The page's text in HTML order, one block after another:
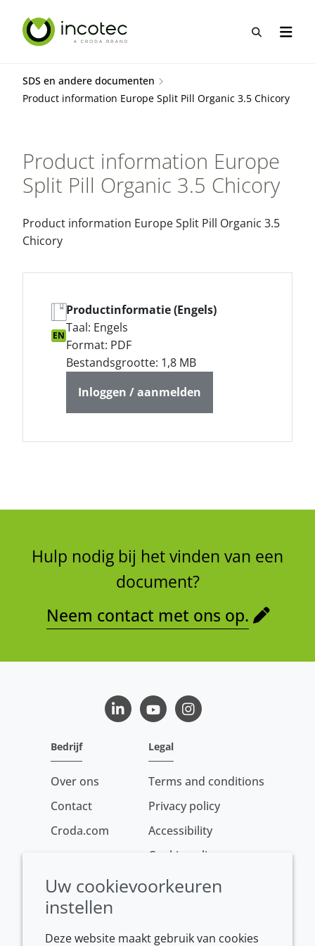
over
over
Open
Open
SDS en andere documenten
Product information Europe Split Pill Organic 3.5 Chicory
Product information Europe
Split Pill Organic 3.5 Chicory
Product information Europe Split Pill Organic 3.5
Chicory
EN
Productinformatie (Engels)
Taal: Engels
Format: PDF
Bestandsgrootte: 1,8 MB
Inloggen / aanmelden
Hulp nodig bij het vinden van een
document?
Neem contact met ons op.
LinkedInYoutubeInstagram
Bedrijf
Over ons
Contact
Croda.com
Legal
Terms and conditions
Privacy policy
Accessibility
Cookie policy
Conditions of sale
Uw cookievoorkeuren
instellen
Deze website maakt gebruik van cookies